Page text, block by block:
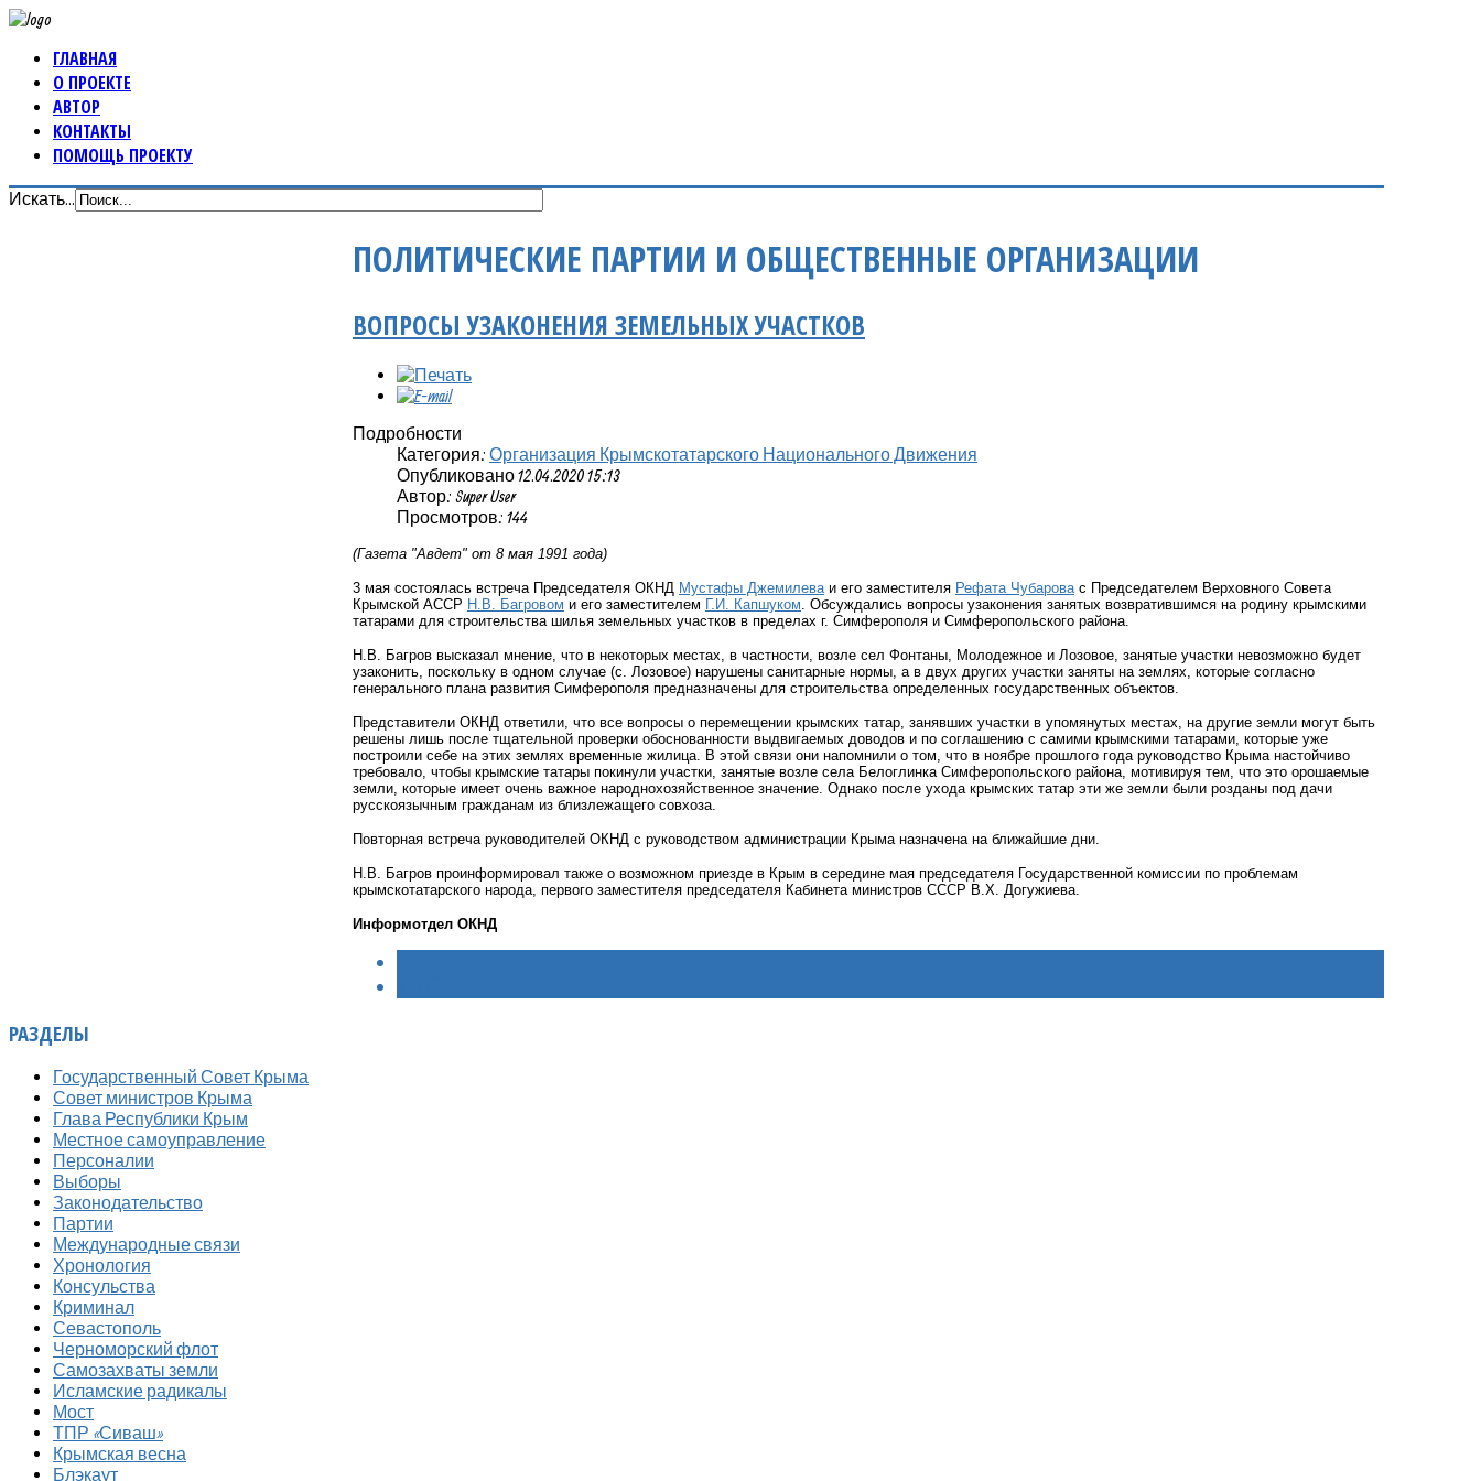
ГЛАВНАЯ
О ПРОЕКТЕ
АВТОР
КОНТАКТЫ
ПОМОЩЬ ПРОЕКТУ
Искать...
ПОЛИТИЧЕСКИЕ ПАРТИИ И ОБЩЕСТВЕННЫЕ ОРГАНИЗАЦИИ
ВОПРОСЫ УЗАКОНЕНИЯ ЗЕМЕЛЬНЫХ УЧАСТКОВ
Подробности
Категория: Организация Крымскотатарского Национального Движения
Опубликовано 12.04.2020 15:13
Автор: Super User
Просмотров: 144
(Газета "Авдет" от 8 мая 1991 года)
3 мая состоялась встреча Председателя ОКНД Мустафы Джемилева и его заместителя Рефата Чубарова с Председателем Верховного Совета
Крымской АССР Н.В. Багровом и его заместителем Г.И. Капшуком . Обсуждались вопросы узаконения занятых возвратившимся на родину крымскими
татарами для строительства шилья земельных участков в пределах г. Симферополя и Симферопольского района.
Н.В. Багров высказал мнение, что в некоторых местах, в частности, возле сел Фонтаны, Молодежное и Лозовое, занятые участки невозможно будет
узаконить, поскольку в одном случае (с. Лозовое) нарушены санитарные нормы, а в двух других участки заняты на землях, которые согласно
генерального плана развития Симферополя предназначены для строительства определенных государственных объектов.
Представители ОКНД ответили, что все вопросы о перемещении крымских татар, занявших участки в упомянутых местах, на другие земли могут быть
решены лишь после тщательной проверки обоснованности выдвигаемых доводов и по соглашению с самими крымскими татарами, которые уже
построили себе на этих землях временные жилица. В этой связи они напомнили о том, что в ноябре прошлого года руководство Крыма настойчиво
требовало, чтобы крымские татары покинули участки, занятые возле села Белоглинка Симферопольского района, мотивируя тем, что это орошаемые
земли, которые имеет очень важное народнохозяйственное значение. Однако после ухода крымских татар эти же земли были розданы под дачи
русскоязычным гражданам из близлежащего совхоза.
Повторная встреча руководителей ОКНД с руководством администрации Крыма назначена на ближайшие дни.
Н.В. Багров проинформировал также о возможном приезде в Крым в середине мая председателя Государственной комиссии по проблемам
крымскотатарского народа, первого заместителя председателя Кабинета министров СССР В.Х. Догужиева.
Информотдел ОКНД
РАЗДЕЛЫ
Государственный Совет Крыма
Совет министров Крыма
Глава Республики Крым
Местное самоуправление
Персоналии
Выборы
Законодательство
Партии
Международные связи
Хронология
Консульства
Криминал
Севастополь
Черноморский флот
Самозахваты земли
Исламские радикалы
Мост
ТПР «Сиваш»
Крымская весна
Блэкаут